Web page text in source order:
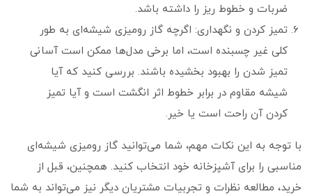
ضربات و خطوط ریز را داشته باشد.
تمیز کردن و نگهداری: اگرچه گاز رومیزی شیشه‌ای به طور
کلی غیر چسبنده است، اما برخی مدل‌ها ممکن است آسانی
تمیز شدن را بهبود بخشیده باشند. بررسی کنید که آیا
شیشه مقاوم در برابر خطوط اثر انگشت است و آیا تمیز
کردن آن راحت است یا خیر.
با توجه به این نکات مهم، شما می‌توانید گاز رومیزی شیشه‌ای
مناسبی را برای آشپزخانه خود انتخاب کنید. همچنین، قبل از
خرید، مطالعه نظرات و تجربیات مشتریان دیگر نیز می‌تواند به شما